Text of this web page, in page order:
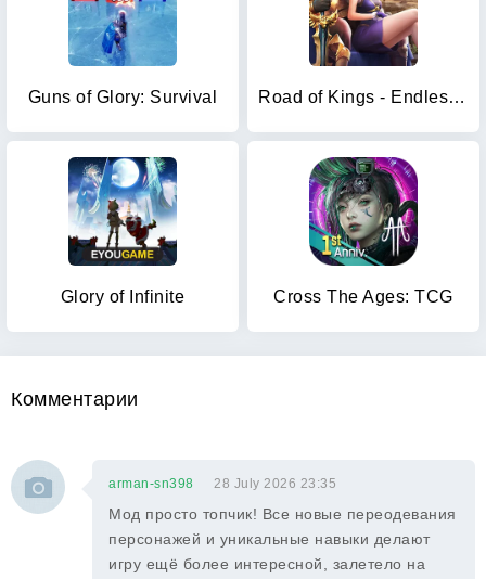
Guns of Glory: Survival Road of Kings - Endless Glory
Glory of Infinite Cross The Ages: TCG
Комментарии
arman-sn398 28 July 2026 23:35
Мод просто топчик! Все новые переодевания
персонажей и уникальные навыки делают
игру ещё более интересной, залетело на